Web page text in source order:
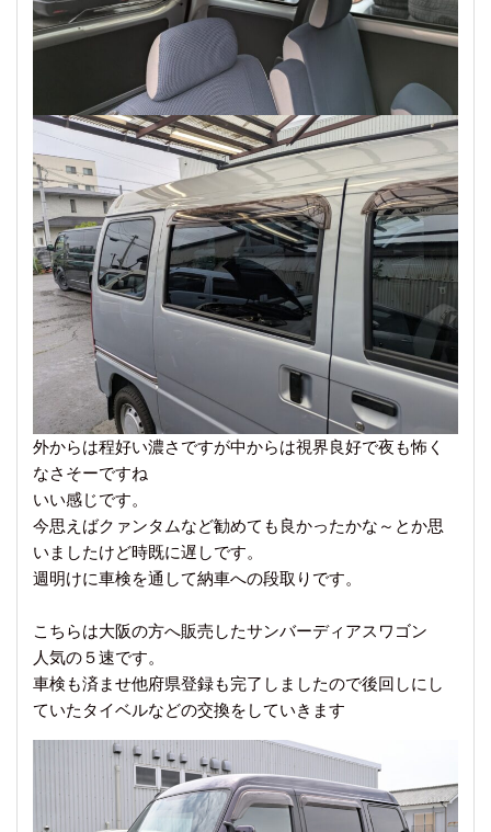
外からは程好い濃さですが中からは視界良好で夜も怖く
なさそーですね
いい感じです。
今思えばクァンタムなど勧めても良かったかな～とか思
いましたけど時既に遅しです。
週明けに車検を通して納車への段取りです。
こちらは大阪の方へ販売したサンバーディアスワゴン
人気の５速です。
車検も済ませ他府県登録も完了しましたので後回しにし
ていたタイベルなどの交換をしていきます